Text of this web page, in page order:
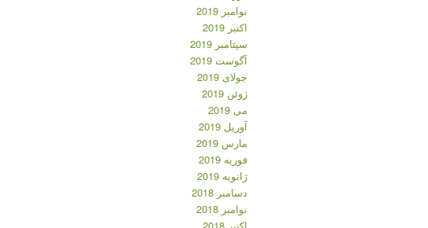
نوامبر 2019
اکتبر 2019
سپتامبر 2019
آگوست 2019
جولای 2019
ژوئن 2019
می 2019
آوریل 2019
مارس 2019
فوریه 2019
ژانویه 2019
دسامبر 2018
نوامبر 2018